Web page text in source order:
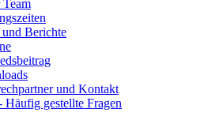
Berichte
und Kontakt
Häufig gestellte Fragen